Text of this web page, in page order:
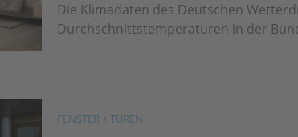
Die Klimadaten des Deutschen
Durchschnittstemperaturen in der
FENSTER + TÜREN